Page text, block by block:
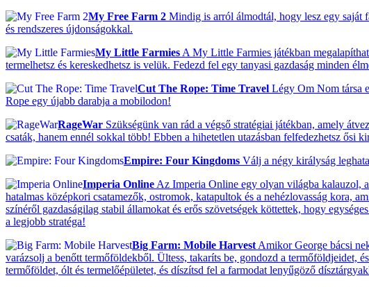
My Free Farm 2 Mindig is arról álmodtál, hogy lesz egy saját
és rendszeres újdonságokkal.
My Little Farmies A My Little Farmies játékban
termelhetsz és kereskedhetsz is velük. Fedezd fel egy tanyasi gazdaság minden
Cut The Rope: Time Travel Légy Om Nom társa
Rope egy újabb darabja a mobilodon!
RageWar Szükségünk van rád a végső stratégiai játékban, amely
csaták, hanem ennél sokkal több! Ebben a hihetetlen utazásban felfedezhetsz ősi
Empire: Four Kingdoms Válj a négy királyság
Imperia Online Az Imperia Online egy olyan világba kalauzol,
hatalmas középkori csatamezők, ostromok, katapultok és a nehézlovasság kora,
színéről gazdaságilag stabil államokat és erős szövetségek köttettek, hogy
a legjobb stratéga!
Big Farm: Mobile Harvest Amikor George bácsi
varázsolj a benőtt termőföldekből. Ültess, takaríts be, gondozd a termőföldjeidet,
termőföldet, ólt és termelőépületet, és díszítsd fel a farmodat lenyűgöző